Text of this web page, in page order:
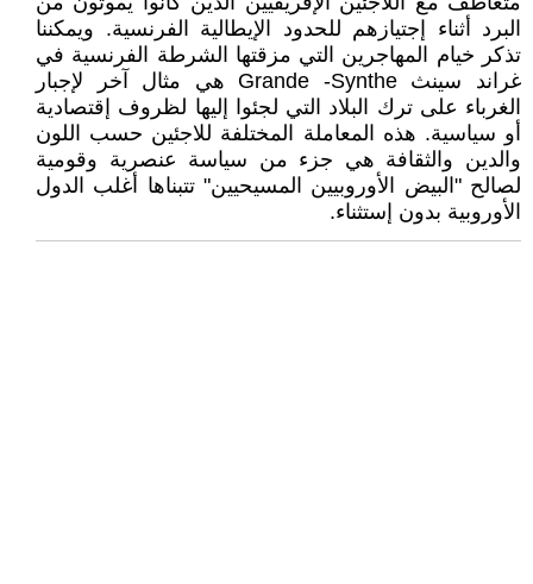
البرد أثناء إجتيازهم للحدود الإيطالية الفرنسية. ويمكننا
تذكر خيام المهاجرين التي مزقتها الشرطة الفرنسية في
غراند سينث Grande -Synthe هي مثال آخر لإجبار
الغرباء على ترك البلاد التي لجئوا إليها لظروف إقتصادية
أو سياسية. هذه المعاملة المختلفة للاجئين حسب اللون
والدين والثقافة هي جزء من سياسة عنصرية وقومية
لصالح "البيض الأوروبيين المسيحيين" تتبناها أغلب الدول
الأوروبية بدون إستثناء.